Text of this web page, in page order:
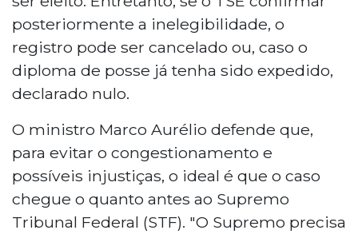
posteriormente a inelegibilidade, o
registro pode ser cancelado ou, caso o
diploma de posse já tenha sido expedido,
declarado nulo.
O ministro Marco Aurélio defende que,
para evitar o congestionamento e
possíveis injustiças, o ideal é que o caso
chegue o quanto antes ao Supremo
Tribunal Federal (STF). "O Supremo precisa